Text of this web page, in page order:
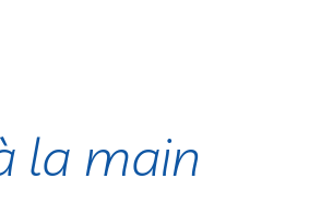
la main